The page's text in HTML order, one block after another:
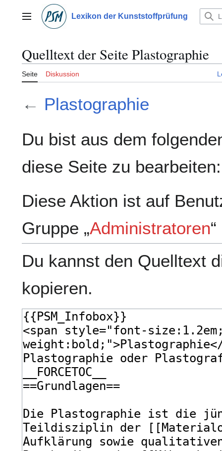
springenHauptmenü Lexikon der Kunststoffprüfung
Quelltext der Seite Plastographie
Seite Diskussion
← Plastographie
Du bist aus dem
diese Seite zu bearbeiten:
Diese Aktion ist auf
Gruppe „Administratoren
Du kannst den Quelltext
kopieren.